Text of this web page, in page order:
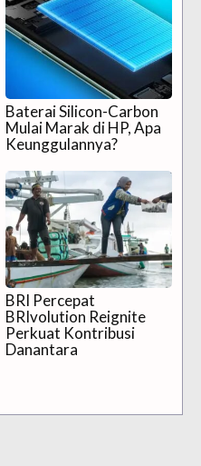
Baterai Silicon-Carbon
Mulai Marak di HP, Apa
Keunggulannya?
BRI Percepat
BRIvolution Reignite
Perkuat Kontribusi
Danantara